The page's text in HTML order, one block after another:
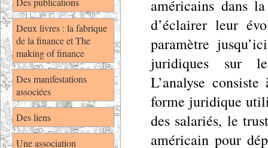
Deux livres : la fabrique
de la finance et The
making of finance
Des manifestations
associées
Des liens
Une association
américains dans
d’éclairer leur
paramètre
juridiques sur
L’analyse
forme juridique
des salariés, le
américain pour